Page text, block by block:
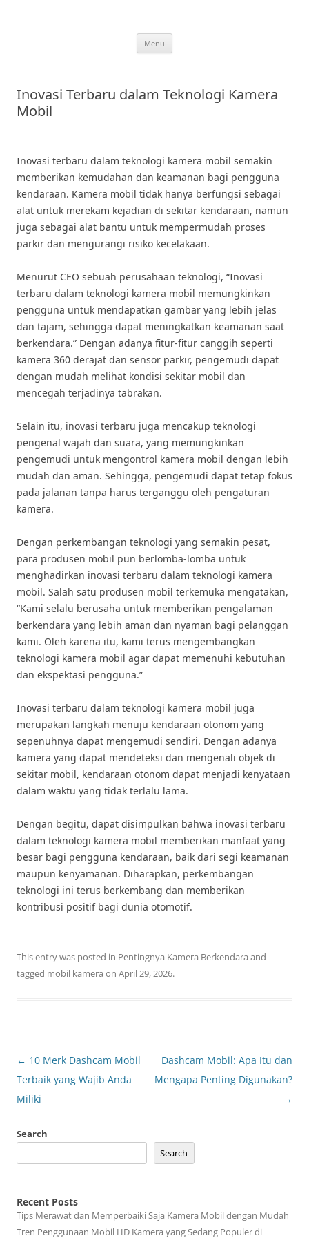
Menu
Inovasi Terbaru dalam Teknologi Kamera
Mobil
Inovasi terbaru dalam teknologi kamera mobil semakin
memberikan kemudahan dan keamanan bagi pengguna
kendaraan. Kamera mobil tidak hanya berfungsi sebagai
alat untuk merekam kejadian di sekitar kendaraan, namun
juga sebagai alat bantu untuk mempermudah proses
parkir dan mengurangi risiko kecelakaan.
Menurut CEO sebuah perusahaan teknologi, “Inovasi
terbaru dalam teknologi kamera mobil memungkinkan
pengguna untuk mendapatkan gambar yang lebih jelas
dan tajam, sehingga dapat meningkatkan keamanan saat
berkendara.” Dengan adanya fitur-fitur canggih seperti
kamera 360 derajat dan sensor parkir, pengemudi dapat
dengan mudah melihat kondisi sekitar mobil dan
mencegah terjadinya tabrakan.
Selain itu, inovasi terbaru juga mencakup teknologi
pengenal wajah dan suara, yang memungkinkan
pengemudi untuk mengontrol kamera mobil dengan lebih
mudah dan aman. Sehingga, pengemudi dapat tetap fokus
pada jalanan tanpa harus terganggu oleh pengaturan
kamera.
Dengan perkembangan teknologi yang semakin pesat,
para produsen mobil pun berlomba-lomba untuk
menghadirkan inovasi terbaru dalam teknologi kamera
mobil. Salah satu produsen mobil terkemuka mengatakan,
“Kami selalu berusaha untuk memberikan pengalaman
berkendara yang lebih aman dan nyaman bagi pelanggan
kami. Oleh karena itu, kami terus mengembangkan
teknologi kamera mobil agar dapat memenuhi kebutuhan
dan ekspektasi pengguna.”
Inovasi terbaru dalam teknologi kamera mobil juga
merupakan langkah menuju kendaraan otonom yang
sepenuhnya dapat mengemudi sendiri. Dengan adanya
kamera yang dapat mendeteksi dan mengenali objek di
sekitar mobil, kendaraan otonom dapat menjadi kenyataan
dalam waktu yang tidak terlalu lama.
Dengan begitu, dapat disimpulkan bahwa inovasi terbaru
dalam teknologi kamera mobil memberikan manfaat yang
besar bagi pengguna kendaraan, baik dari segi keamanan
maupun kenyamanan. Diharapkan, perkembangan
teknologi ini terus berkembang dan memberikan
kontribusi positif bagi dunia otomotif.
This entry was posted in Pentingnya Kamera Berkendara and
tagged mobil kamera on April 29, 2026.
Post
navigation
← 10 Merk Dashcam Mobil
Terbaik yang Wajib Anda
Miliki
Dashcam Mobil: Apa Itu dan
Mengapa Penting Digunakan?
→
Search
Search
Recent Posts
Tips Merawat dan Memperbaiki Saja Kamera Mobil dengan Mudah
Tren Penggunaan Mobil HD Kamera yang Sedang Populer di